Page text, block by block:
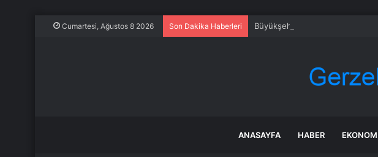
Cumartesi, Ağustos 8 2026 Son Dakika Haberleri Büyükşehir Belediyesi zor
ANASAYFA HABER